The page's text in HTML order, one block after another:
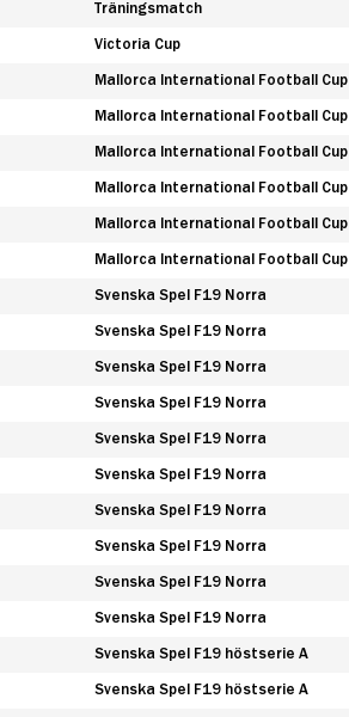
Träningsmatch
Victoria Cup
Mallorca International Football Cup
Mallorca International Football Cup
Mallorca International Football Cup
Mallorca International Football Cup
Mallorca International Football Cup
Mallorca International Football Cup
Svenska Spel F19 Norra
Svenska Spel F19 Norra
Svenska Spel F19 Norra
Svenska Spel F19 Norra
Svenska Spel F19 Norra
Svenska Spel F19 Norra
Svenska Spel F19 Norra
Svenska Spel F19 Norra
Svenska Spel F19 Norra
Svenska Spel F19 Norra
Svenska Spel F19 höstserie A
Svenska Spel F19 höstserie A